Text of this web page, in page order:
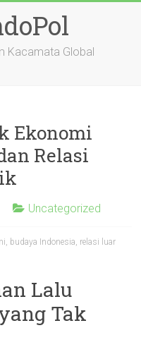
Kacamata Global
Ekonomi
Relasi
Uncategorized
budaya Indonesia, relasi luar
Lalu
Tak